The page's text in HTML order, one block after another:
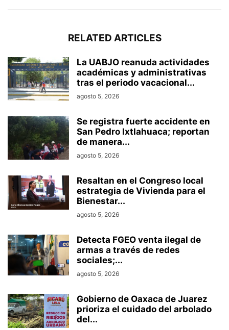
RELATED ARTICLES
La UABJO reanuda actividades
académicas y administrativas
tras el periodo vacacional...
agosto 5, 2026
Se registra fuerte accidente en
San Pedro Ixtlahuaca; reportan
de manera...
agosto 5, 2026
Resaltan en el Congreso local
estrategia de Vivienda para el
Bienestar...
agosto 5, 2026
Detecta FGEO venta ilegal de
armas a través de redes
sociales;...
agosto 5, 2026
Gobierno de Oaxaca de Juarez
prioriza el cuidado del arbolado
del...